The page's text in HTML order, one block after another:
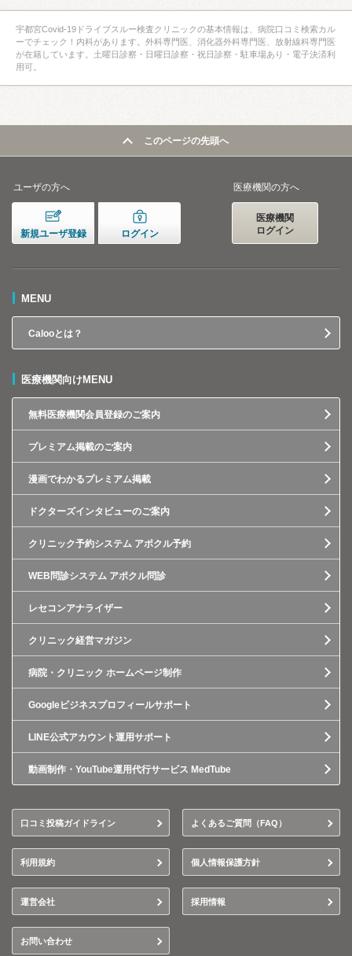
宇都宮Covid-19ドライブスルー検査クリニックの基本情報は、病院口コミ検索カル
ーでチェック！内科があります。外科専門医、消化器外科専門医、放射線科専門医
が在籍しています。土曜日診察・日曜日診察・祝日診察・駐車場あり・電子決済利
用可。
このページの先頭へ
ユーザの方へ
新規ユーザ登録 ログイン
医療機関の方へ
医療機関
ログイン
MENU
Calooとは？
医療機関向けMENU
無料医療機関会員登録のご案内
プレミアム掲載のご案内
漫画でわかるプレミアム掲載
ドクターズインタビューのご案内
クリニック予約システム アポクル予約
WEB問診システム アポクル問診
レセコンアナライザー
クリニック経営マガジン
病院・クリニック ホームページ制作
Googleビジネスプロフィールサポート
LINE公式アカウント運用サポート
動画制作・YouTube運用代行サービス MedTube
口コミ投稿ガイドライン よくあるご質問（FAQ）
利用規約 個人情報保護方針
運営会社 採用情報
お問い合わせ